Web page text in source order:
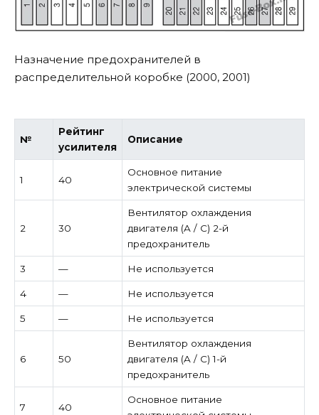
Назначение предохранителей в
распределительной коробке (2000, 2001)
№
Рейтинг
усилителя
Описание
1 40
Основное питание
электрической системы
2 30
Вентилятор охлаждения
двигателя (A / C) 2-й
предохранитель
3 — Не используется
4 — Не используется
5 — Не используется
6 50
Вентилятор охлаждения
двигателя (A / C) 1-й
предохранитель
7 40
Основное питание